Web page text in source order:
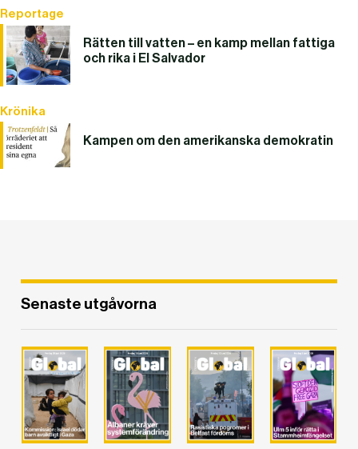
Reportage
Rätten till vatten – en kamp mellan fattiga
och rika i El Salvador
Krönika
Kampen om den amerikanska demokratin
Senaste utgåvorna